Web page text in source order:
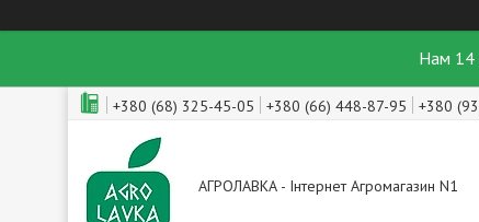
Нам 14
+380 (68) 325-45-05 +380 (66) 448-87-95 +380
АГРОЛАВКА - Інтернет Агромагазин N1